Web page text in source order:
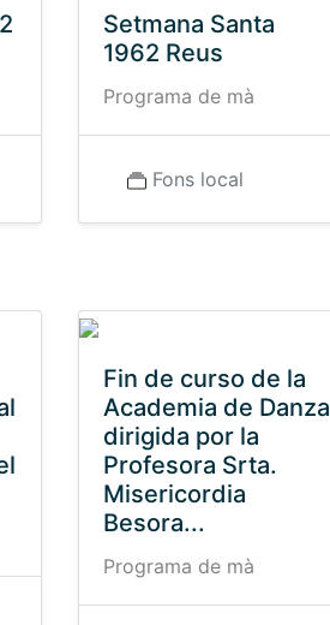
Setmana Santa
1962 Reus
Programa de mà
Fons local
Fin de curso de la
Academia de Danza
dirigida por la
Profesora Srta.
Misericordia
Besora...
Programa de mà